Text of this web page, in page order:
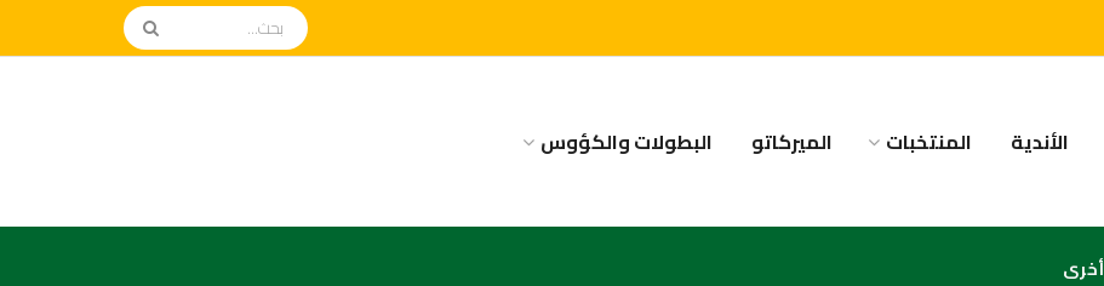
الأندية المنتخبات الميركاتو البطولات والكؤوس
أخرى